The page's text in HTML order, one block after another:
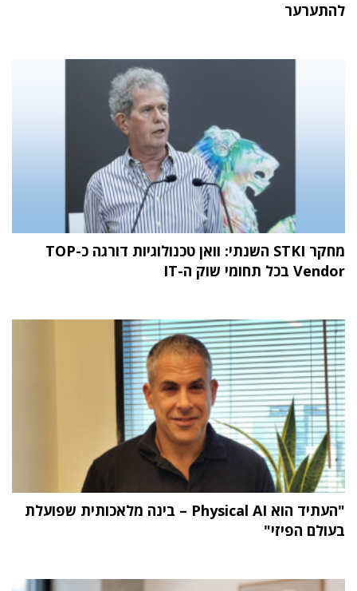
להתערער
מחקר STKI השנתי: וואן טכנולוגיות דורגה כ-TOP
Vendor בכל תחומי שוק ה-IT
"העתיד הוא Physical AI – בינה מלאכותית שפועלת
בעולם הפיזי"